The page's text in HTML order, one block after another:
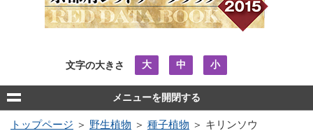
文字の大きさ 大 中 小
メニューを開閉する
トップページ ＞ 野生植物 ＞ 種子植物 ＞ キリンソウ